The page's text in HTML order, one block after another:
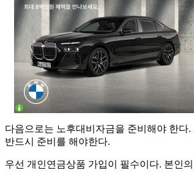
다음으로는 노후대비자금을 준비해야 한다
반드시 준비를 해야한다.
우선 개인연금상품 가입이 필수이다. 본인